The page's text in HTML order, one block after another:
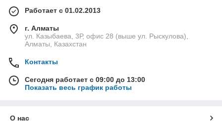
Работает с 01.02.2013
г. Алматы
ул. Казыбаева, 3Р, офис 28 (выше ул. Рыскулова),
Алматы, Казахстан
Контакты
Сегодня работает с 09:00 до 13:00
Показать весь график работы
О нас